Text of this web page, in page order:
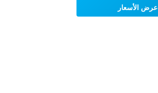
عرض الأسعار